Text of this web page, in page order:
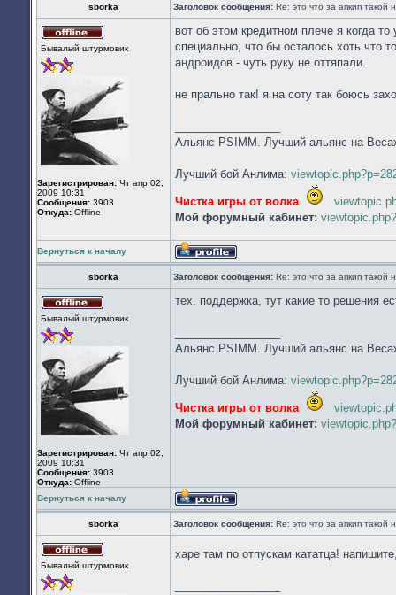
sborka
Заголовок сообщения: Re: это что за апкип
в
Бывалый штурмовик
Зарегистрирован: Чт апр 02,
2009 10:31
Сообщения: 3903
Откуда: Offline
вот об этом кредитном плече я когда
специально, что бы осталось хоть что
андроидов - чуть руку не оттяпали.
не прально так! я на соту так боюсь
Альянс PSIMM. Лучший альянс на
Лучший бой Анлима:
Чистка игры от волка
Мой форумный кабинет:
Вернуться к началу
Профиль
sborka
Заголовок сообщения: Re: это что за апкип
в
Бывалый штурмовик
Зарегистрирован: Чт апр 02,
2009 10:31
Сообщения: 3903
Откуда: Offline
тех. поддержка, тут какие то решения
Альянс PSIMM. Лучший альянс на
Лучший бой Анлима:
Чистка игры от волка
Мой форумный кабинет:
Вернуться к началу
Профиль
sborka
Заголовок сообщения: Re: это что за апкип
в
Бывалый штурмовик
харе там по отпускам кататца!